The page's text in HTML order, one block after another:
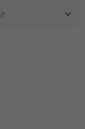
Hotel
Adige Guest